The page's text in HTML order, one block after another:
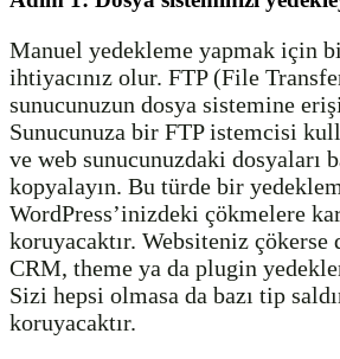
Manuel yedekleme yapmak için
ihtiyacınız olur. FTP (File
sunucunuzun dosya sistemine
Sunucunuza bir FTP istemcisi
ve web sunucunuzdaki dosyaları
kopyalayın. Bu türde bir
WordPress’inizdeki çökmelere
koruyacaktır. Websiteniz çökerse
CRM, theme ya da plugin
Sizi hepsi olmasa da bazı tip
koruyacaktır.